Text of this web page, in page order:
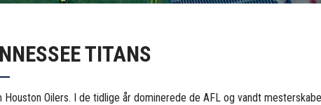
TITANS
Oilers. I de tidlige år dominerede de AFL og vandt